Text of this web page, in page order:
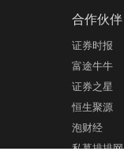
合作伙伴
证券时报
富途牛牛
证券之星
恒生聚源
泡财经
私募排排网